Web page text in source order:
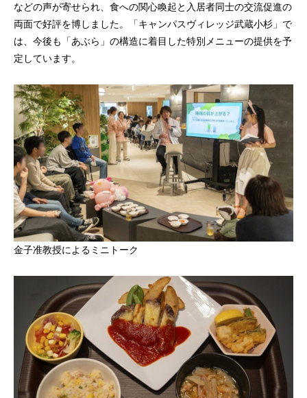
などの声が寄せられ、食への関心喚起と入居者同士の交流促進の
両面で好評を博しました。「キャンパスヴィレッジ武蔵小杉」で
は、今後も「あぶら」の構造に着目した特別メニューの提供を予
定しています。
金子准教授によるミニトーク